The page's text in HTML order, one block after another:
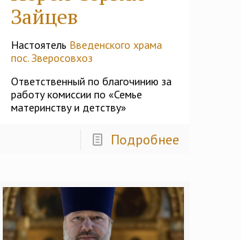
Зайцев
Настоятель Введенского храма
пос. Зверосовхоз
Ответственный по благочинию за
работу комиссии по «Семье
материнству и детству»
Подробнее